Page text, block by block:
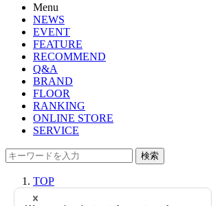
Menu
NEWS
EVENT
FEATURE
RECOMMEND
Q&A
BRAND
FLOOR
RANKING
ONLINE STORE
SERVICE
検索
TOP
PHOTO